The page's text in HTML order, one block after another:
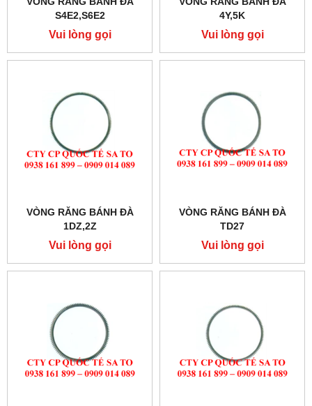
S4E2,S6E2
Vui lòng gọi
4Y,5K
Vui lòng gọi
VÒNG RĂNG BÁNH ĐÀ
1DZ,2Z
Vui lòng gọi
VÒNG RĂNG BÁNH ĐÀ
TD27
Vui lòng gọi